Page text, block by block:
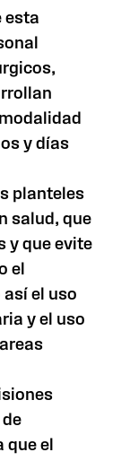
esta
y días
planteles
salud, que
y que evite
el
el uso
y el uso
que el